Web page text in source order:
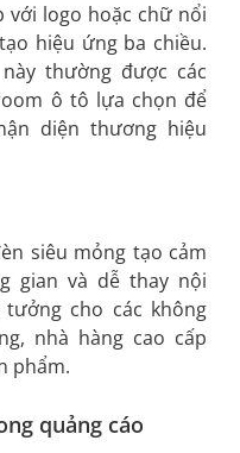
với logo hoặc chữ nổi
hiệu ứng ba chiều.
thường được các
ô tô lựa chọn để
diện thương hiệu
siêu mỏng tạo cảm
gian và dễ thay nội
cho các không
nhà hàng cao cấp
phẩm.
quảng cáo